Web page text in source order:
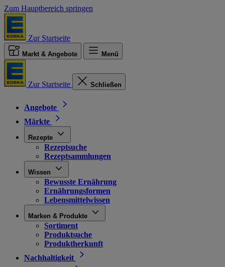
Zum Hauptbereich springen
Zur Startseite
Markt & Angebote Menü
Zur Startseite Schließen
Angebote
Märkte
Rezepte
Rezeptsuche
Rezeptsammlungen
Wissen
Bewusste Ernährung
Ernährungsformen
Lebensmittelwissen
Marken & Produkte
Sortiment
Produktsuche
Produktherkunft
Nachhaltigkeit